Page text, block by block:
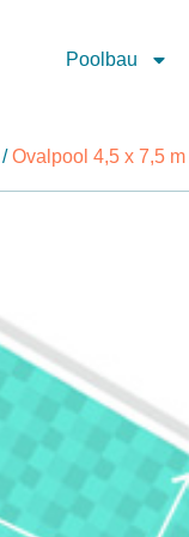
Poolbau
/Ovalpool 4,5 x 7,5 m